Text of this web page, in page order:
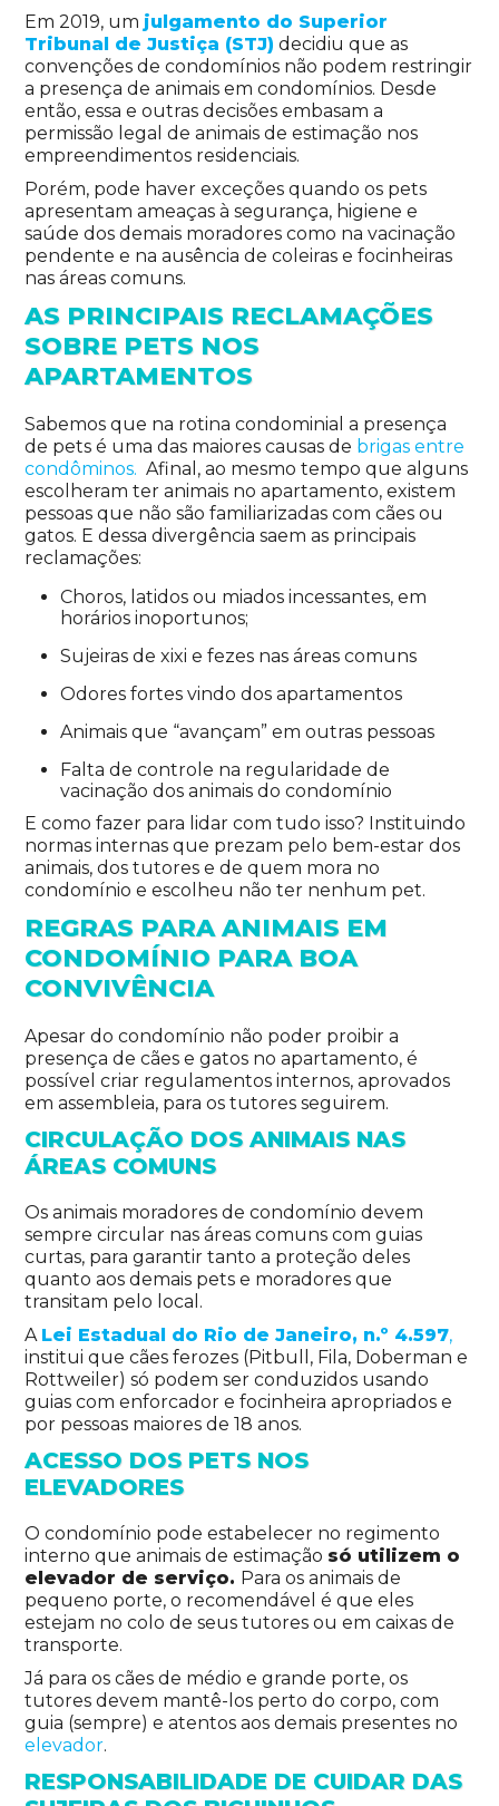
Em 2019, um julgamento do Superior
Tribunal de Justiça (STJ) decidiu que as
convenções de condomínios não podem restringir
a presença de animais em condomínios. Desde
então, essa e outras decisões embasam a
permissão legal de animais de estimação nos
empreendimentos residenciais.
Porém, pode haver exceções quando os pets
apresentam ameaças à segurança, higiene e
saúde dos demais moradores como na vacinação
pendente e na ausência de coleiras e focinheiras
nas áreas comuns.
AS PRINCIPAIS RECLAMAÇÕES
SOBRE PETS NOS
APARTAMENTOS
Sabemos que na rotina condominial a presença
de pets é uma das maiores causas de brigas entre
condôminos. Afinal, ao mesmo tempo que alguns
escolheram ter animais no apartamento, existem
pessoas que não são familiarizadas com cães ou
gatos. E dessa divergência saem as principais
reclamações:
Choros, latidos ou miados incessantes, em
horários inoportunos;
Sujeiras de xixi e fezes nas áreas comuns
Odores fortes vindo dos apartamentos
Animais que “avançam” em outras pessoas
Falta de controle na regularidade de
vacinação dos animais do condomínio
E como fazer para lidar com tudo isso? Instituindo
normas internas que prezam pelo bem-estar dos
animais, dos tutores e de quem mora no
condomínio e escolheu não ter nenhum pet.
REGRAS PARA ANIMAIS EM
CONDOMÍNIO PARA BOA
CONVIVÊNCIA
Apesar do condomínio não poder proibir a
presença de cães e gatos no apartamento, é
possível criar regulamentos internos, aprovados
em assembleia, para os tutores seguirem.
CIRCULAÇÃO DOS ANIMAIS NAS
ÁREAS COMUNS
Os animais moradores de condomínio devem
sempre circular nas áreas comuns com guias
curtas, para garantir tanto a proteção deles
quanto aos demais pets e moradores que
transitam pelo local.
A Lei Estadual do Rio de Janeiro, n.º 4.597,
institui que cães ferozes (Pitbull, Fila, Doberman e
Rottweiler) só podem ser conduzidos usando
guias com enforcador e focinheira apropriados e
por pessoas maiores de 18 anos.
ACESSO DOS PETS NOS
ELEVADORES
O condomínio pode estabelecer no regimento
interno que animais de estimação só utilizem o
elevador de serviço. Para os animais de
pequeno porte, o recomendável é que eles
estejam no colo de seus tutores ou em caixas de
transporte.
Já para os cães de médio e grande porte, os
tutores devem mantê-los perto do corpo, com
guia (sempre) e atentos aos demais presentes no
elevador.
RESPONSABILIDADE DE CUIDAR DAS